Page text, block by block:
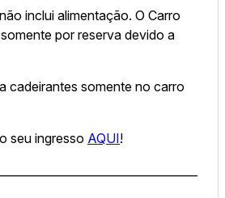
inclui alimentação. O Carro
por reserva devido a
cadeirantes somente no carro
seu ingresso AQUI!